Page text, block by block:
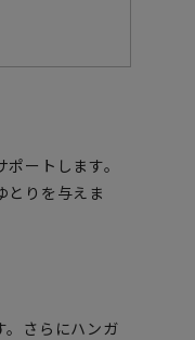
ートします。
とりを与えま
。さらにハンガ